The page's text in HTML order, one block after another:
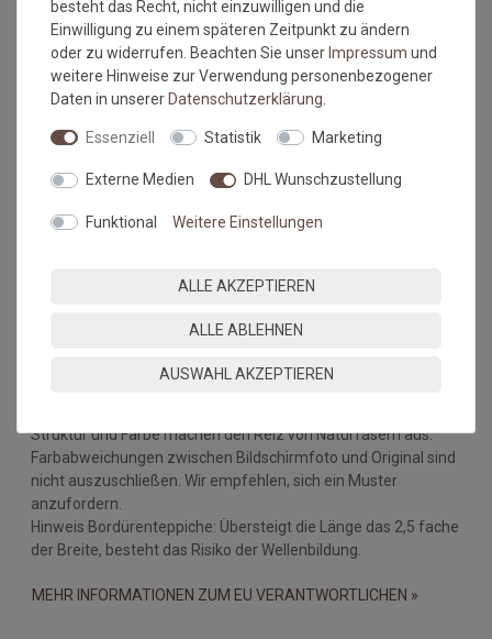
Cola
Bier
Bratfett
des Herstellers.
normal. Sonderanfertigungen im Wunschmaß sind vom
Struktur und Farbe machen den Reiz von Naturfasern aus.
Farbabweichungen zwischen Bildschirmfoto und Original sind
nicht auszuschließen. Wir empfehlen, sich ein Muster
anzufordern.
Hinweis Bordürenteppiche: Übersteigt die Länge das 2,5 fache
der Breite, besteht das Risiko der Wellenbildung.
MEHR INFORMATIONEN ZUM EU VERANTWORTLICHEN »
besteht das Recht, nicht einzuwilligen und die
Einwilligung zu einem späteren Zeitpunkt zu ändern
oder zu widerrufen. Beachten Sie unserImpressum und
weitere Hinweise zur Verwendung personenbezogener
Daten in unsererDaten­schutz­erklärung
Essenziell Statistik Marketing
Externe Medien DHL Wunschzustellung
Funktional Weitere Einstellungen
ALLE AKZEPTIEREN
ALLE ABLEHNEN
AUSWAHL AKZEPTIEREN